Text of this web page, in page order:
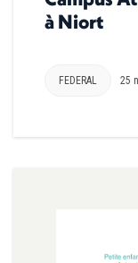
à Niort
FEDERAL 25